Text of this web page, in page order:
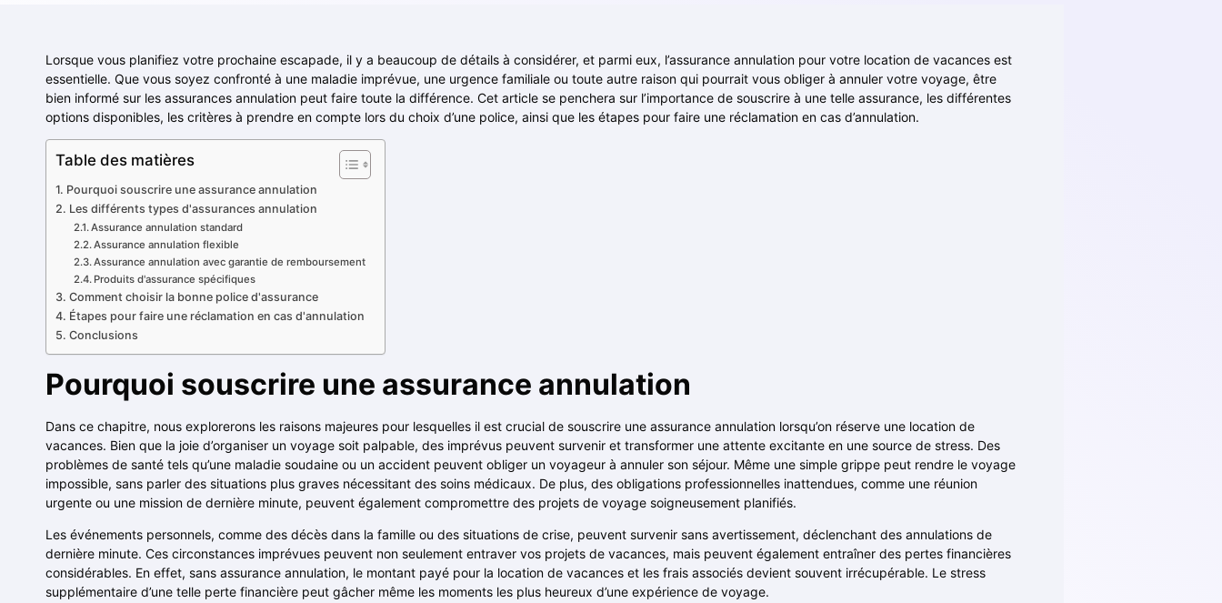
Lorsque vous planifiez votre prochaine escapade, il y a beaucoup de détails à considérer, et parmi eux, l’assurance annulation pour votre location de vacances est
essentielle. Que vous soyez confronté à une maladie imprévue, une urgence familiale ou toute autre raison qui pourrait vous obliger à annuler votre voyage, être
bien informé sur les assurances annulation peut faire toute la différence. Cet article se penchera sur l’importance de souscrire à une telle assurance, les différentes
options disponibles, les critères à prendre en compte lors du choix d’une police, ainsi que les étapes pour faire une réclamation en cas d’annulation.
Table des matières
Pourquoi souscrire une assurance annulation
Les différents types d'assurances annulation
Assurance annulation standard
Assurance annulation flexible
Assurance annulation avec garantie de remboursement
Produits d'assurance spécifiques
Comment choisir la bonne police d'assurance
Étapes pour faire une réclamation en cas d'annulation
Conclusions
Pourquoi souscrire une assurance annulation
Dans ce chapitre, nous explorerons les raisons majeures pour lesquelles il est crucial de souscrire une assurance annulation lorsqu’on réserve une location de
vacances. Bien que la joie d’organiser un voyage soit palpable, des imprévus peuvent survenir et transformer une attente excitante en une source de stress. Des
problèmes de santé tels qu’une maladie soudaine ou un accident peuvent obliger un voyageur à annuler son séjour. Même une simple grippe peut rendre le voyage
impossible, sans parler des situations plus graves nécessitant des soins médicaux. De plus, des obligations professionnelles inattendues, comme une réunion
urgente ou une mission de dernière minute, peuvent également compromettre des projets de voyage soigneusement planifiés.
Les événements personnels, comme des décès dans la famille ou des situations de crise, peuvent survenir sans avertissement, déclenchant des annulations de
dernière minute. Ces circonstances imprévues peuvent non seulement entraver vos projets de vacances, mais peuvent également entraîner des pertes financières
considérables. En effet, sans assurance annulation, le montant payé pour la location de vacances et les frais associés devient souvent irrécupérable. Le stress
supplémentaire d’une telle perte financière peut gâcher même les moments les plus heureux d’une expérience de voyage.